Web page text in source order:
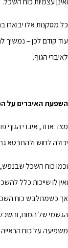
כל מסקנות אלו
עוד קודם לכן – נמשיך
לאיברי הגוף.
השפעת האיברים על
מצד אחד, איברי הגוף
יכולה לחוש ולהתבטא
וכמו כוח השכל שבנפש,
ואין לו שייכות כלל
אך כשמתלבש כוח
הגשמי של המוח,
משפיעה על כוח הראייה